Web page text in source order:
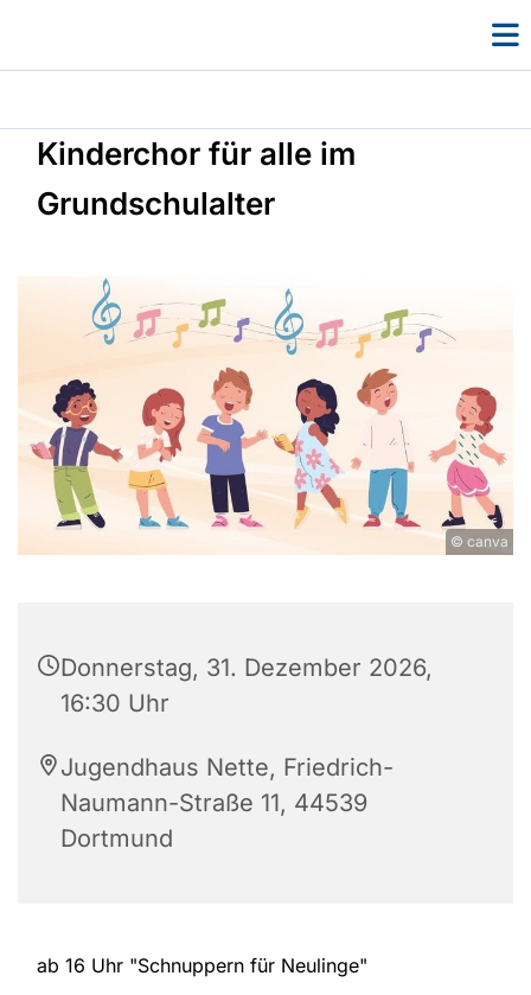
Kinderchor für alle im
Grundschulalter
© canva
Donnerstag, 31. Dezember 2026,
16:30 Uhr
Jugendhaus Nette, Friedrich-
Naumann-Straße 11, 44539
Dortmund
ab 16 Uhr "Schnuppern für Neulinge"